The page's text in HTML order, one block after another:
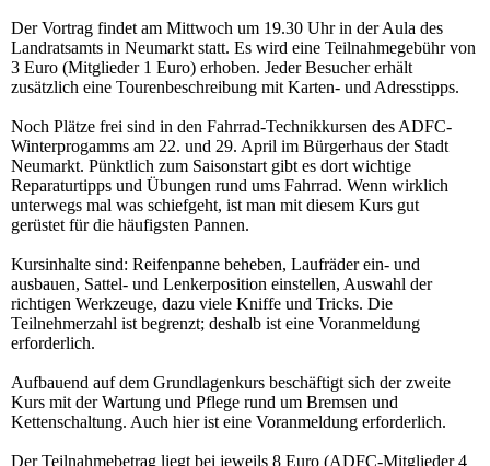
Der Vortrag findet am Mittwoch um 19.30 Uhr in der Aula des
Landratsamts in Neumarkt statt. Es wird eine Teilnahmegebühr von
3 Euro (Mitglieder 1 Euro) erhoben. Jeder Besucher erhält
zusätzlich eine Tourenbeschreibung mit Karten- und Adresstipps.
Noch Plätze frei sind in den Fahrrad-Technikkursen des ADFC-
Winterprogamms am 22. und 29. April im Bürgerhaus der Stadt
Neumarkt. Pünktlich zum Saisonstart gibt es dort wichtige
Reparaturtipps und Übungen rund ums Fahrrad. Wenn wirklich
unterwegs mal was schiefgeht, ist man mit diesem Kurs gut
gerüstet für die häufigsten Pannen.
Kursinhalte sind: Reifenpanne beheben, Laufräder ein- und
ausbauen, Sattel- und Lenkerposition einstellen, Auswahl der
richtigen Werkzeuge, dazu viele Kniffe und Tricks. Die
Teilnehmerzahl ist begrenzt; deshalb ist eine Voranmeldung
erforderlich.
Aufbauend auf dem Grundlagenkurs beschäftigt sich der zweite
Kurs mit der Wartung und Pflege rund um Bremsen und
Kettenschaltung. Auch hier ist eine Voranmeldung erforderlich.
Der Teilnahmebetrag liegt bei jeweils 8 Euro (ADFC-Mitglieder 4